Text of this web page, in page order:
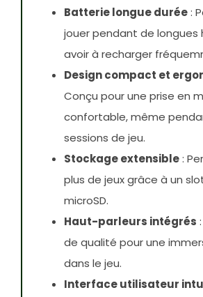
Batterie longue durée:
jouer pendant de longues
avoir à recharger
Design compact et
Conçu pour une prise en
confortable, même
sessions de jeu.
Stockage extensible:
plus de jeux grâce à un
microSD.
Haut-parleurs intégrés
de qualité pour une
dans le jeu.
Interface utilisateur